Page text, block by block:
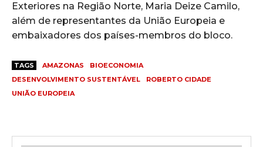
Exteriores na Região Norte, Maria Deize Camilo,
além de representantes da União Europeia e
embaixadores dos países-membros do bloco.
TAGS AMAZONAS
BIOECONOMIA
DESENVOLVIMENTO SUSTENTÁVEL
ROBERTO CIDADE
UNIÃO EUROPEIA